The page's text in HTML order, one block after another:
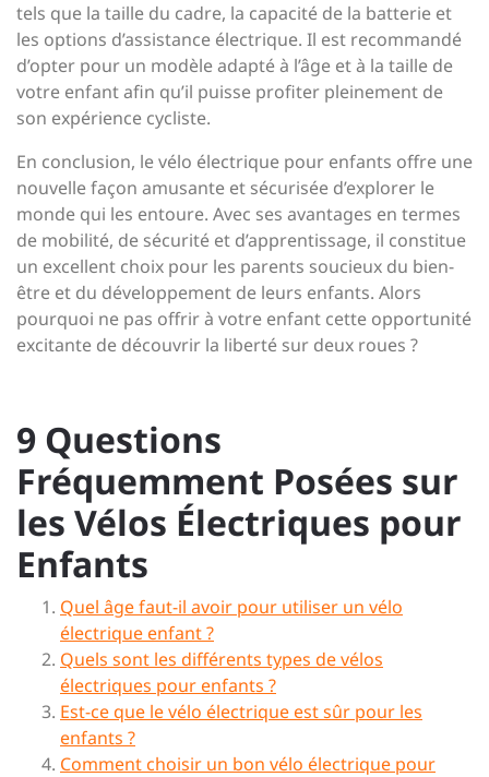
tels que la taille du cadre, la capacité de la batterie et
les options d’assistance électrique. Il est recommandé
d’opter pour un modèle adapté à l’âge et à la taille de
votre enfant afin qu’il puisse profiter pleinement de
son expérience cycliste.
En conclusion, le vélo électrique pour enfants offre une
nouvelle façon amusante et sécurisée d’explorer le
monde qui les entoure. Avec ses avantages en termes
de mobilité, de sécurité et d’apprentissage, il constitue
un excellent choix pour les parents soucieux du bien-
être et du développement de leurs enfants. Alors
pourquoi ne pas offrir à votre enfant cette opportunité
excitante de découvrir la liberté sur deux roues ?
9 Questions
Fréquemment Posées sur
les Vélos Électriques pour
Enfants
Quel âge faut-il avoir pour utiliser un vélo
électrique enfant ?
Quels sont les différents types de vélos
électriques pour enfants ?
Est-ce que le vélo électrique est sûr pour les
enfants ?
Comment choisir un bon vélo électrique pour